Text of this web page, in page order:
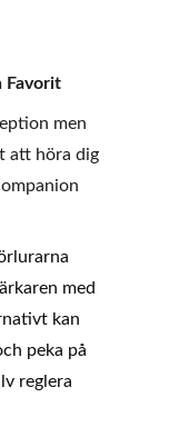
Favorit
men
att höra dig
med
kan
peka på
reglera